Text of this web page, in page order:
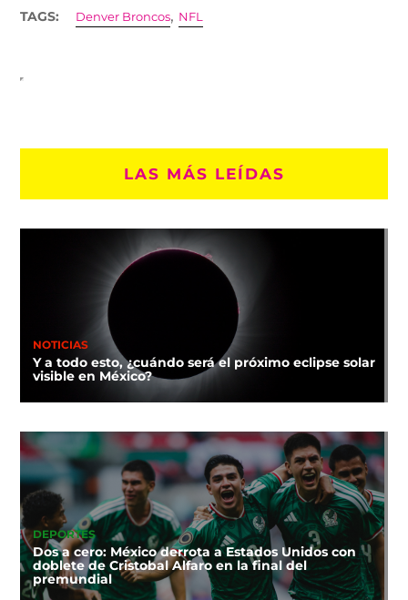
TAGS: Denver Broncos, NFL
LAS MÁS LEÍDAS
NOTICIAS
Y a todo esto, ¿cuándo será el próximo eclipse solar
visible en México?
DEPORTES
Dos a cero: México derrota a Estados Unidos con
doblete de Cristobal Alfaro en la final del
premundial